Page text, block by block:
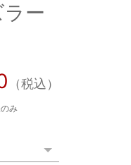
ー
（税込）
み